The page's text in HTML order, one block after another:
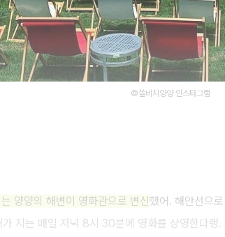
©쏠비치양양 인스타그램
양양의 해변이 영화관으로 변신했어. 해안선으
지는 매일 저녁 8시 30분에 영화를 상영한다랭.